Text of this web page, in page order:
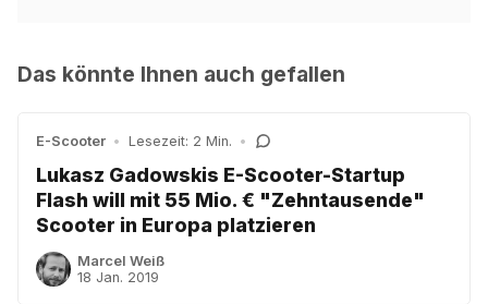
Das könnte Ihnen auch gefallen
E-Scooter • Lesezeit: 2 Min. •
Lukasz Gadowskis E-Scooter-Startup
Flash will mit 55 Mio. € "Zehntausende"
Scooter in Europa platzieren
Marcel Weiß
18 Jan. 2019